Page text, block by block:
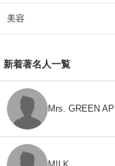
美容
新着著名人一覧
Mrs. GREEN